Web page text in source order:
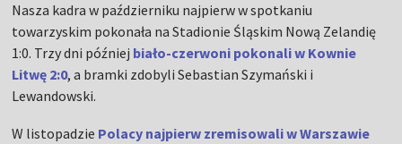
Nasza kadra w październiku najpierw w spotkaniu
towarzyskim pokonała na Stadionie Śląskim Nową Zelandię
1:0. Trzy dni później biało-czerwoni pokonali w Kownie
Litwę 2:0, a bramki zdobyli Sebastian Szymański i
Lewandowski.
W listopadzie Polacy najpierw zremisowali w Warszawie